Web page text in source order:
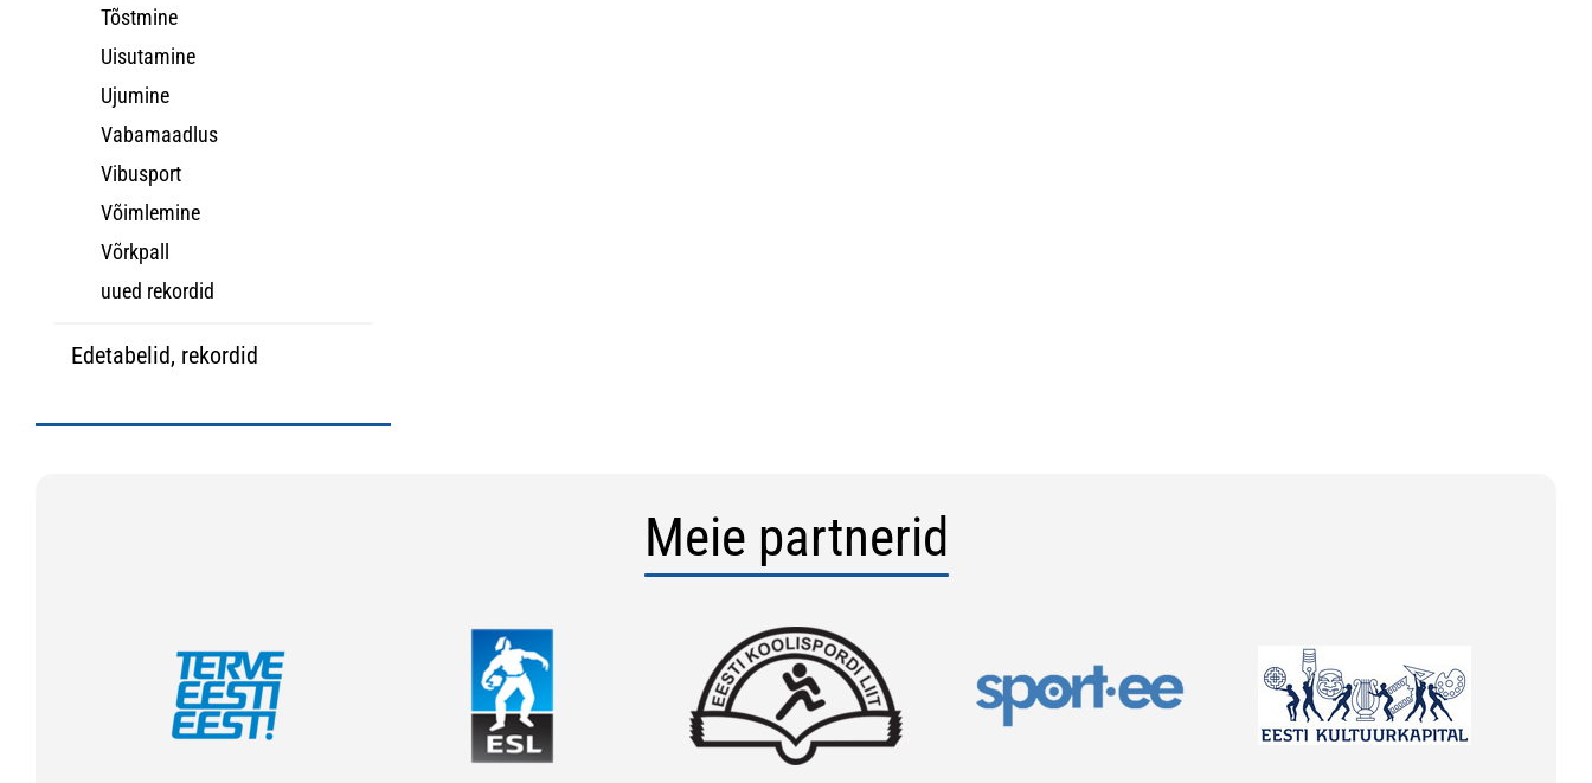
Tõstmine
Uisutamine
Ujumine
Vabamaadlus
Vibusport
Võimlemine
Võrkpall
uued rekordid
Edetabelid, rekordid
Meie partnerid